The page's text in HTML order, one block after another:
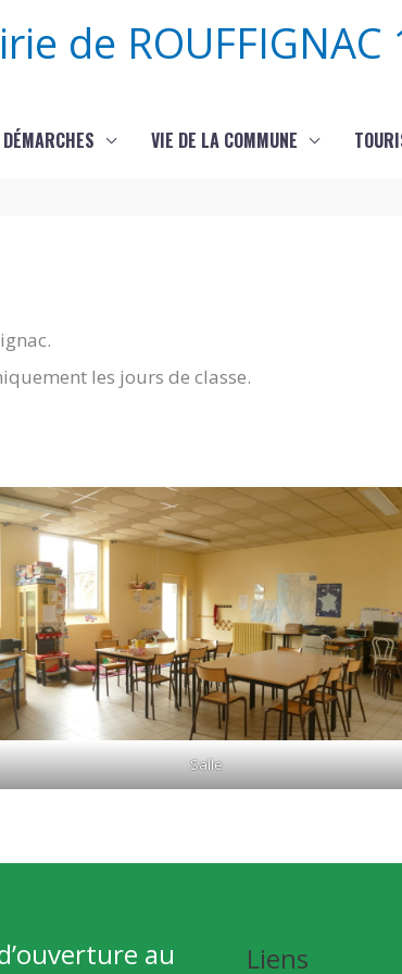
de ROUFFIGNAC
DÉMARCHES VIE DE LA COMMUNE
les jours de classe.
Salle
au
Liens